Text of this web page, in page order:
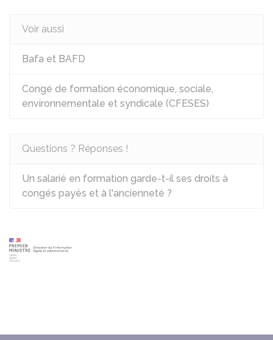
Voir aussi
Bafa et BAFD
Congé de formation économique, sociale,
environnementale et syndicale (CFESES)
Questions ? Réponses !
Un salarié en formation garde-t-il ses droits à
congés payés et à l'ancienneté ?